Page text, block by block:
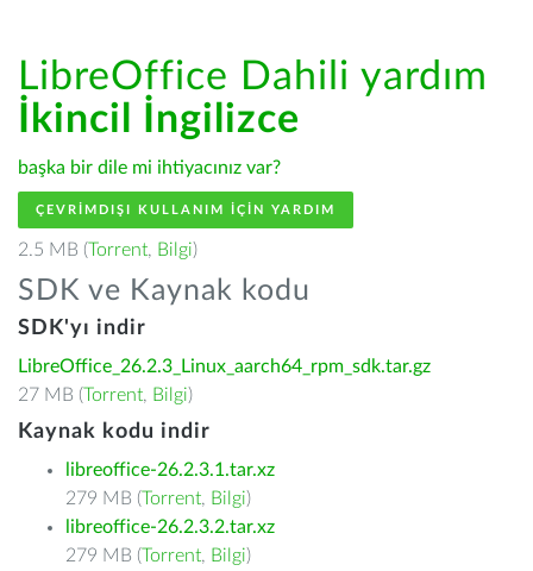
LibreOffice Dahili yardım
İkincil İngilizce
başka bir dile mi ihtiyacınız var?
ÇEVRIMDIŞI KULLANIM IÇIN YARDIM
2.5 MB (Torrent, Bilgi)
SDK ve Kaynak kodu
SDK'yı indir
LibreOffice_26.2.3_Linux_aarch64_rpm_sdk.tar.gz
27 MB (Torrent, Bilgi)
Kaynak kodu indir
libreoffice-26.2.3.1.tar.xz
279 MB (Torrent, Bilgi)
libreoffice-26.2.3.2.tar.xz
279 MB (Torrent, Bilgi)